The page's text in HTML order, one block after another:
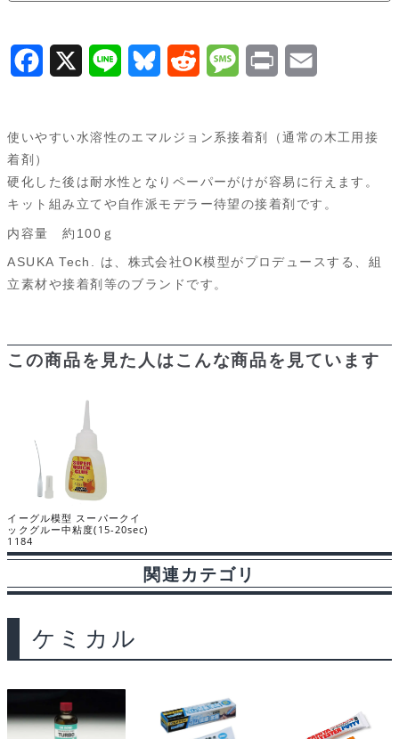
b
k
X B
s
R
i
M
a
P
t l
使いやすい水溶性のエマルジョン系接着剤（通常の木工用接
着剤）
硬化した後は耐水性となりペーパーがけが容易に行えます。
キット組み立てや自作派モデラー待望の接着剤です。
内容量 約100ｇ
ASUKA Tech. は、株式会社OK模型がプロデュースする、組
立素材や接着剤等のブランドです。
この商品を見た人はこんな商品を見ています
イーグル模型 スーパークイ
ックグルー中粘度(15-20sec)
1184
関連カテゴリ
ケミカル